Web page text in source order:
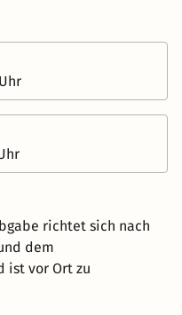
richtet sich nach
dem
ist vor Ort zu